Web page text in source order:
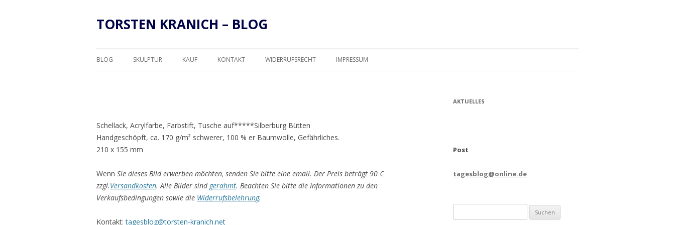
TORSTEN KRANICH – BLOG
Inhalt
BLOG SKULPTUR KAUF KONTAKT WIDERRUFSRECHT IMPRESSUM
Schellack, Acrylfarbe, Farbstift, Tusche auf*****Silberburg Bütten
Handgeschöpft, ca. 170 g/m² schwerer, 100 % er Baumwolle, Gefährliches.
210 x 155 mm
Wenn Sie dieses Bild erwerben möchten, senden Sie bitte eine email. Der Preis beträgt 90 €
zzgl.Versandkosten. Alle Bilder sind gerahmt. Beachten Sie bitte die Informationen zu den
Verkaufsbedingungen sowie die Widerrufsbelehrung.
Kontakt: tagesblog@torsten-kranich.net
AKTUELLES
Post
tagesblog@online.de
nach: